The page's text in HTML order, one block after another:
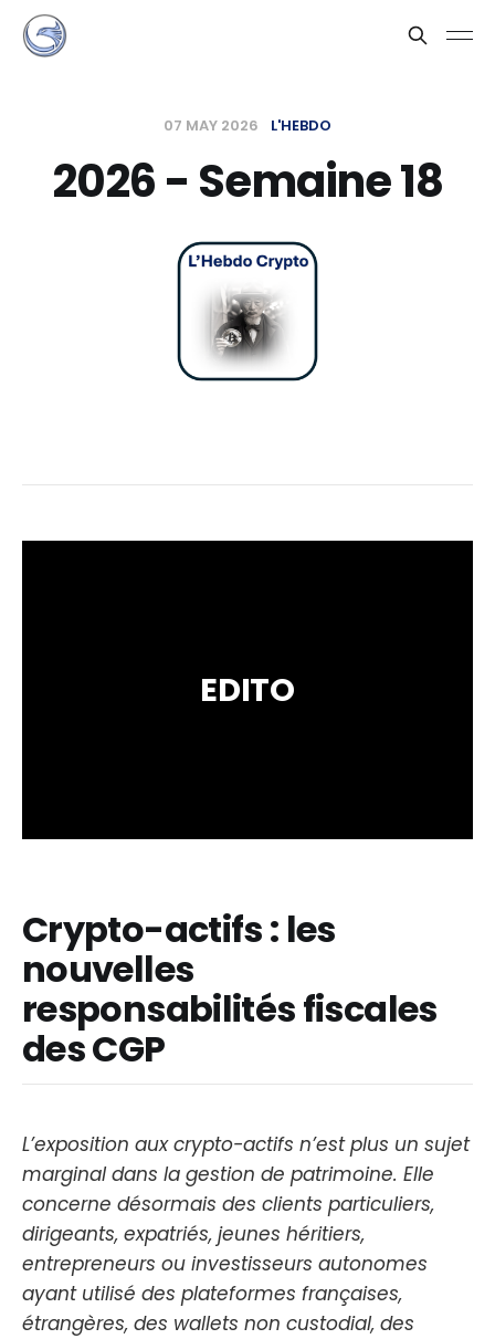
07 MAY 2026 L'HEBDO
2026 - Semaine 18
EDITO
Crypto-actifs : les
nouvelles
responsabilités fiscales
des CGP
L’exposition aux crypto-actifs n’est plus un sujet
marginal dans la gestion de patrimoine. Elle
concerne désormais des clients particuliers,
dirigeants, expatriés, jeunes héritiers,
entrepreneurs ou investisseurs autonomes
ayant utilisé des plateformes françaises,
étrangères, des wallets non custodial, des